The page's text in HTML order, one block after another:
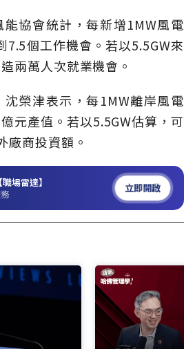
協會統計，每新增1MW風電
7.5個工作機會。若以5.5GW來
兩萬人次就業機會。
榮津表示，每1MW離岸風電
元產值。若以5.5GW估算，可
廠商投資額。
場雷達】 立即開啟